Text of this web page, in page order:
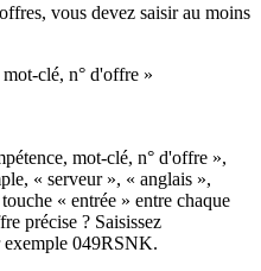
vous devez saisir au moins
clé, n° d'offre »
mot-clé, n° d'offre »,
« serveur », « anglais »,
« entrée » entre chaque
précise ? Saisissez
exemple 049RSNK.